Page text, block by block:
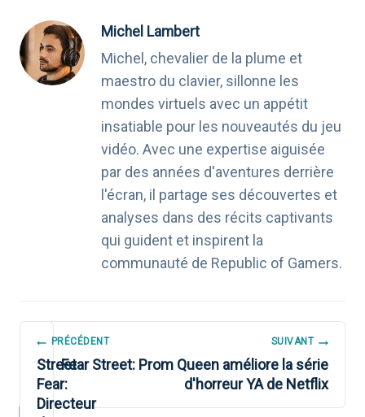
Michel Lambert
Michel, chevalier de la plume et
maestro du clavier, sillonne les
mondes virtuels avec un appétit
insatiable pour les nouveautés du jeu
vidéo. Avec une expertise aiguisée
par des années d'aventures derrière
l'écran, il partage ses découvertes et
analyses dans des récits captivants
qui guident et inspirent la
communauté de Republic of Gamers.
NAVIGATION
DE
L’ARTICLE
PRÉCÉDENT
Street
Fear:
Directeur
SUIVANT
Fear Street: Prom Queen améliore la série
d'horreur YA de Netflix